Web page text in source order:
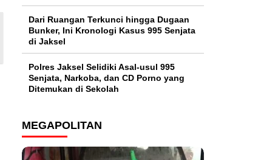
Dari Ruangan Terkunci hingga Dugaan
Bunker, Ini Kronologi Kasus 995 Senjata
di Jaksel
Polres Jaksel Selidiki Asal-usul 995
Senjata, Narkoba, dan CD Porno yang
Ditemukan di Sekolah
MEGAPOLITAN